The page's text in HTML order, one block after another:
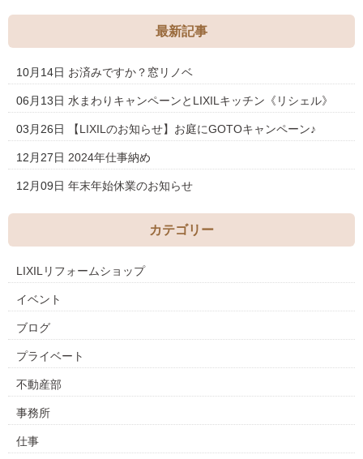
最新記事
10月14日 お済みですか？窓リノベ
06月13日 水まわりキャンペーンとLIXILキッチン《リシェル》
03月26日 【LIXILのお知らせ】お庭にGOTOキャンペーン♪
12月27日 2024年仕事納め
12月09日 年末年始休業のお知らせ
カテゴリー
LIXILリフォームショップ
イベント
ブログ
プライベート
不動産部
事務所
仕事